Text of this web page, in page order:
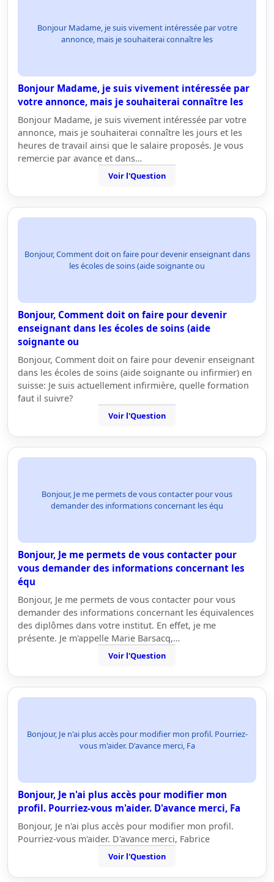
Bonjour Madame, je suis vivement intéressée par votre
annonce, mais je souhaiterai connaître les
Bonjour Madame, je suis vivement intéressée par
votre annonce, mais je souhaiterai connaître les
Bonjour Madame, je suis vivement intéressée par votre
annonce, mais je souhaiterai connaître les jours et les
heures de travail ainsi que le salaire proposés. Je vous
remercie par avance et dans…
Voir l'Question
Bonjour, Comment doit on faire pour devenir enseignant dans
les écoles de soins (aide soignante ou
Bonjour, Comment doit on faire pour devenir
enseignant dans les écoles de soins (aide
soignante ou
Bonjour, Comment doit on faire pour devenir enseignant
dans les écoles de soins (aide soignante ou infirmier) en
suisse: Je suis actuellement infirmière, quelle formation
faut il suivre?
Voir l'Question
Bonjour, Je me permets de vous contacter pour vous
demander des informations concernant les équ
Bonjour, Je me permets de vous contacter pour
vous demander des informations concernant les
équ
Bonjour, Je me permets de vous contacter pour vous
demander des informations concernant les équivalences
des diplômes dans votre institut. En effet, je me
présente. Je m'appelle Marie Barsacq,…
Voir l'Question
Bonjour, Je n'ai plus accès pour modifier mon profil. Pourriez-
vous m'aider. D'avance merci, Fa
Bonjour, Je n'ai plus accès pour modifier mon
profil. Pourriez-vous m'aider. D'avance merci, Fa
Bonjour, Je n'ai plus accès pour modifier mon profil.
Pourriez-vous m'aider. D'avance merci, Fabrice
Voir l'Question